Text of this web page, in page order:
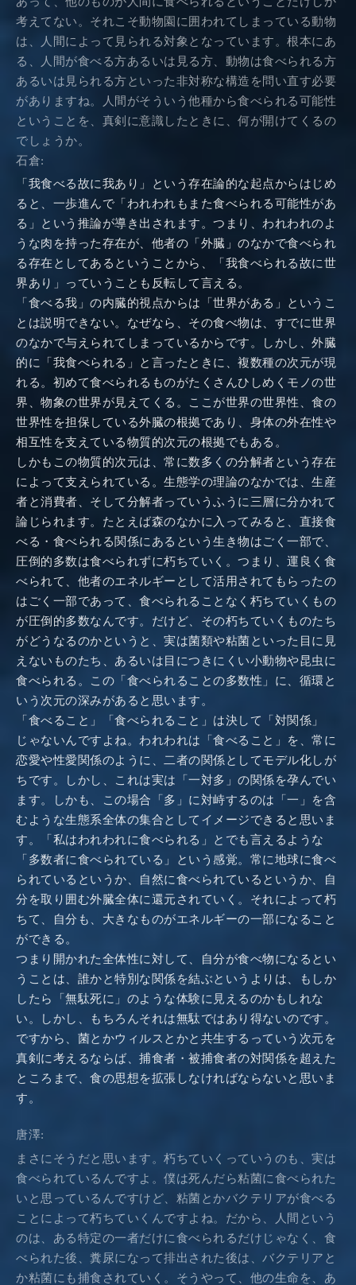
考えてない。それこそ動物園に囲われてしまっている動物
は、人間によって見られる対象となっています。根本にあ
る、人間が食べる方あるいは見る方、動物は食べられる方
あるいは見られる方といった非対称な構造を問い直す必要
がありますね。人間がそういう他種から食べられる可能性
ということを、真剣に意識したときに、何が開けてくるの
でしょうか。
石倉:
「我食べる故に我あり」という存在論的な起点からはじめ
ると、一歩進んで「われわれもまた食べられる可能性があ
る」という推論が導き出されます。つまり、われわれのよ
うな肉を持った存在が、他者の「外臓」のなかで食べられ
る存在としてあるということから、「我食べられる故に世
界あり」っていうことも反転して言える。
「食べる我」の内臓的視点からは「世界がある」というこ
とは説明できない。なぜなら、その食べ物は、すでに世界
のなかで与えられてしまっているからです。しかし、外臓
的に「我食べられる」と言ったときに、複数種の次元が現
れる。初めて食べられるものがたくさんひしめくモノの世
界、物象の世界が見えてくる。ここが世界の世界性、食の
世界性を担保している外臓の根拠であり、身体の外在性や
相互性を支えている物質的次元の根拠でもある。
しかもこの物質的次元は、常に数多くの分解者という存在
によって支えられている。生態学の理論のなかでは、生産
者と消費者、そして分解者っていうふうに三層に分かれて
論じられます。たとえば森のなかに入ってみると、直接食
べる・食べられる関係にあるという生き物はごく一部で、
圧倒的多数は食べられずに朽ちていく。つまり、運良く食
べられて、他者のエネルギーとして活用されてもらったの
はごく一部であって、食べられることなく朽ちていくもの
が圧倒的多数なんです。だけど、その朽ちていくものたち
がどうなるのかというと、実は菌類や粘菌といった目に見
えないものたち、あるいは目につきにくい小動物や昆虫に
食べられる。この「食べられることの多数性」に、循環と
いう次元の深みがあると思います。
「食べること」「食べられること」は決して「対関係」
じゃないんですよね。われわれは「食べること」を、常に
恋愛や性愛関係のように、二者の関係としてモデル化しが
ちです。しかし、これは実は「一対多」の関係を孕んでい
ます。しかも、この場合「多」に対峙するのは「一」を含
むような生態系全体の集合としてイメージできると思いま
す。「私はわれわれに食べられる」とでも言えるような
「多数者に食べられている」という感覚。常に地球に食べ
られているというか、自然に食べられているというか、自
分を取り囲む外臓全体に還元されていく。それによって朽
ちて、自分も、大きなものがエネルギーの一部になること
ができる。
つまり開かれた全体性に対して、自分が食べ物になるとい
うことは、誰かと特別な関係を結ぶというよりは、もしか
したら「無駄死に」のような体験に見えるのかもしれな
い。しかし、もちろんそれは無駄ではあり得ないのです。
ですから、菌とかウィルスとかと共生するっていう次元を
真剣に考えるならば、捕食者・被捕食者の対関係を超えた
ところまで、食の思想を拡張しなければならないと思いま
す。
唐澤:
まさにそうだと思います。朽ちていくっていうのも、実は
食べられているんですよ。僕は死んだら粘菌に食べられた
いと思っているんですけど、粘菌とかバクテリアが食べる
ことによって朽ちていくんですよね。だから、人間という
のは、ある特定の一者だけに食べられるだけじゃなく、食
べられた後、糞尿になって排出された後は、バクテリアと
か粘菌にも捕食されていく。そうやって、他の生命を、あ